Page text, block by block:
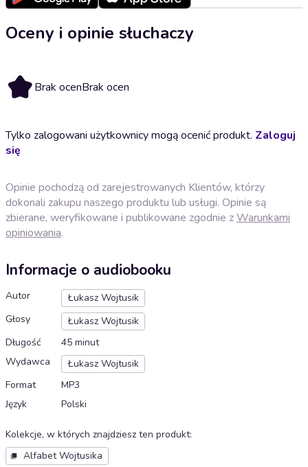
Oceny i opinie słuchaczy
Brak ocenBrak ocen
Tylko zalogowani użytkownicy mogą ocenić produkt. Zaloguj
się
Opinie pochodzą od zarejestrowanych Klientów, którzy
dokonali zakupu naszego produktu lub usługi. Opinie są
zbierane, weryfikowane i publikowane zgodnie zWarunkami
opiniowania.
Informacje o audiobooku
Autor
Łukasz Wojtusik
Głosy
Łukasz Wojtusik
Długość
45 minut
Wydawca
Łukasz Wojtusik
Format
MP3
Język
Polski
Kolekcje, w których znajdziesz ten produkt:
Alfabet Wojtusika